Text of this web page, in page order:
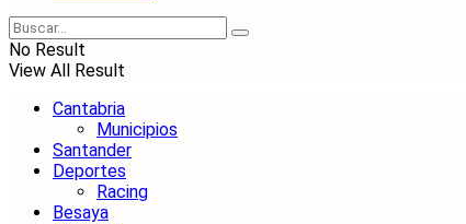
No Result
View All Result
Cantabria
Municipios
Santander
Deportes
Racing
Besaya